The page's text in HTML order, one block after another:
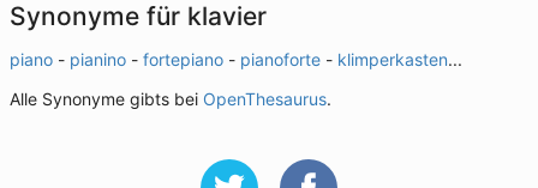
Synonyme für klavier
piano - pianino - fortepiano - pianoforte - klimperkasten...
Alle Synonyme gibts bei OpenThesaurus.